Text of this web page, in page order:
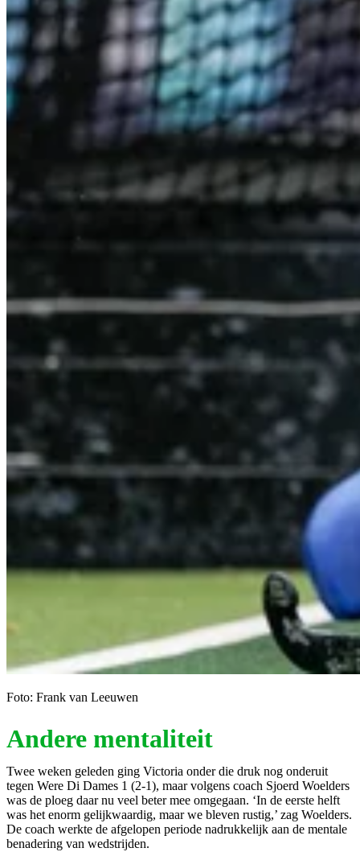
Foto: Frank van Leeuwen
Andere mentaliteit
Twee weken geleden ging Victoria onder die druk nog onderuit
tegen Were Di Dames 1 (2-1), maar volgens coach Sjoerd Woelders
was de ploeg daar nu veel beter mee omgegaan. ‘In de eerste helft
was het enorm gelijkwaardig, maar we bleven rustig,’ zag Woelders.
De coach werkte de afgelopen periode nadrukkelijk aan de mentale
benadering van wedstrijden.